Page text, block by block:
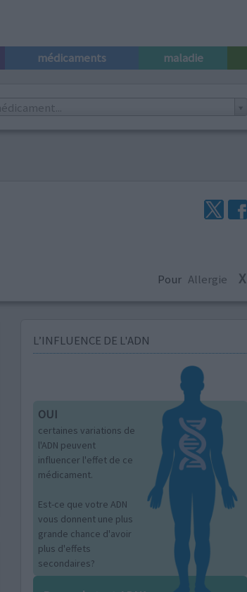
médicaments maladie
Pour Allergie X
L’INFLUENCE DE L'ADN
OUI
certaines variations de
l'ADN peuvent
influencer l'effet de ce
médicament.
Est-ce que votre ADN
vous donnent une plus
grande chance d'avoir
plus d'effets
secondaires?